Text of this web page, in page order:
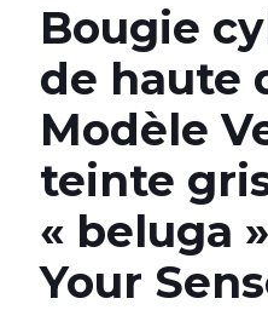
Bougie
de haute
Modèle
teinte
« beluga
Your